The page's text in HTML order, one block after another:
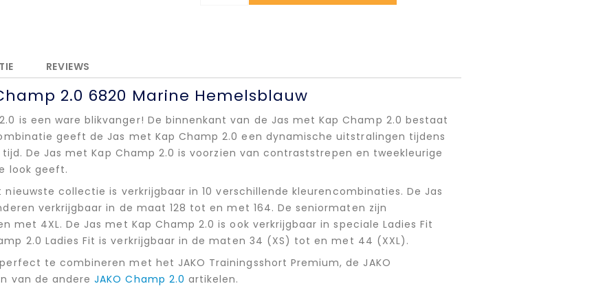
2.0 6820 Marine Hemelsblauw
is een ware blikvanger! De binnenkant van de Jas met Kap Champ 2.0 bestaat
geeft de Jas met Kap Champ 2.0 een dynamische uitstralingen tijdens
De Jas met Kap Champ 2.0 is voorzien van contraststrepen en tweekleurige
look geeft.
collectie is verkrijgbaar in 10 verschillende kleurencombinaties. De Jas
verkrijgbaar in de maat 128 tot en met 164. De seniormaten zijn
met 4XL. De Jas met Kap Champ 2.0 is ook verkrijgbaar in speciale Ladies Fit
2.0 Ladies Fit is verkrijgbaar in de maten 34 (XS) tot en met 44 (XXL).
te combineren met het JAKO Trainingsshort Premium, de JAKO
van de andereJAKO Champ 2.0 artikelen.
REVIEWS